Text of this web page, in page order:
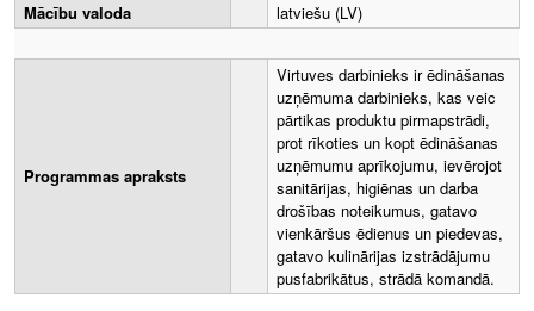
Mācību valoda
latviešu (LV)
Programmas apraksts
Virtuves darbinieks ir ēdināšanas
uzņēmuma darbinieks, kas veic
pārtikas produktu pirmapstrādi,
prot rīkoties un kopt ēdināšanas
uzņēmumu aprīkojumu, ievērojot
sanitārijas, higiēnas un darba
drošības noteikumus, gatavo
vienkāršus ēdienus un piedevas,
gatavo kulinārijas izstrādājumu
pusfabrikātus, strādā komandā.